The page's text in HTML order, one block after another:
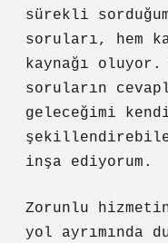
sürekli
soruları, hem
kaynağı oluyor.
soruların
geleceğimi
inşa ediyorum.
Zorunlu
yol ayrımında